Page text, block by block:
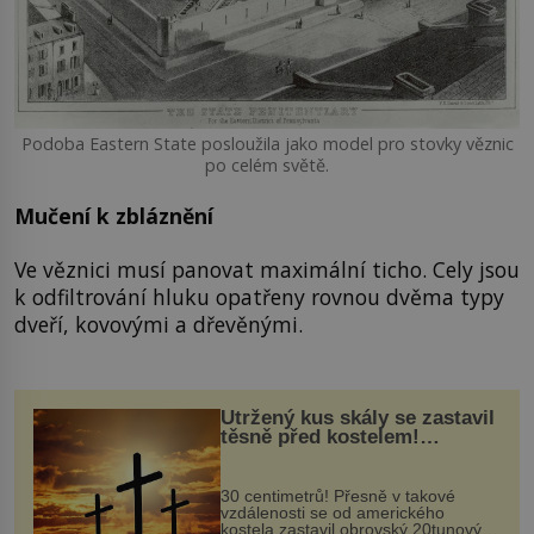
Podoba Eastern State posloužila jako model pro stovky věznic
po celém světě.
Mučení k zbláznění
Ve věznici musí panovat maximální ticho. Cely jsou
k odfiltrování hluku opatřeny rovnou dvěma typy
dveří, kovovými a dřevěnými.
Utržený kus skály se zastavil
těsně před kostelem!
Ochránila ho boží síla?
30 centimetrů! Přesně v takové
vzdálenosti se od amerického
kostela zastavil obrovský 20tunový